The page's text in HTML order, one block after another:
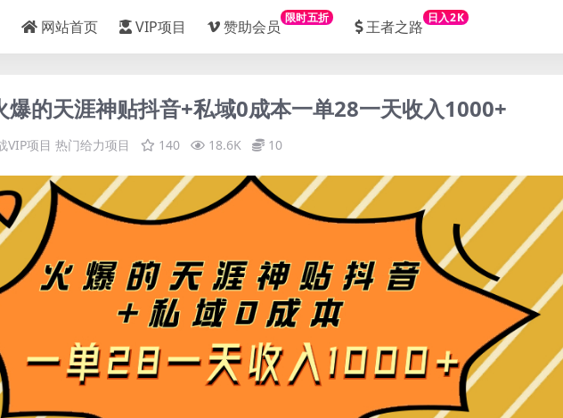
网站首页 VIP项目 赞助会员 限时五折 王者之路 日入2K
爆的天涯神贴抖音+私域0成本一单28一天收入1000+
VIP项目 热门给力项目 140 18.6K 10